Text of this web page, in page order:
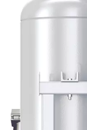
CONTRÔLE ET
Le contrôleur
temps réel,
réduisent les
performances
difficiles.<br>